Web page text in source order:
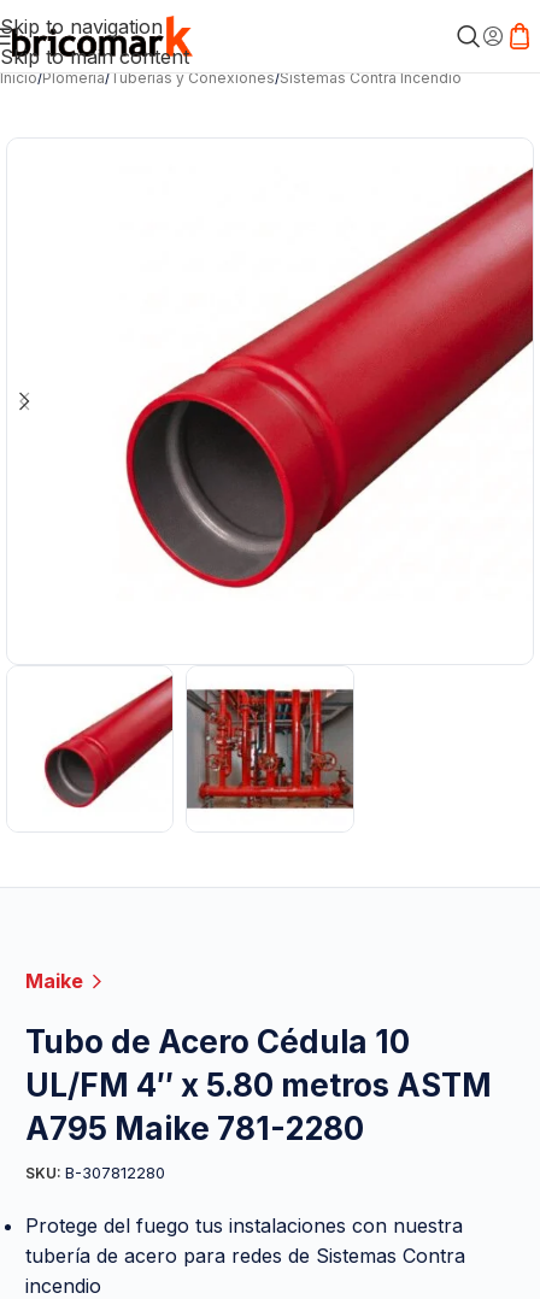
Skip to navigation
Skip to main content
Inicio/Plomería/Tuberías y Conexiones/Sistemas Contra Incendio
Maike
Tubo de Acero Cédula 10
UL/FM 4″ x 5.80 metros ASTM
A795 Maike 781-2280
SKU: B-307812280
Protege del fuego tus instalaciones con nuestra
tubería de acero para redes de Sistemas Contra
incendio